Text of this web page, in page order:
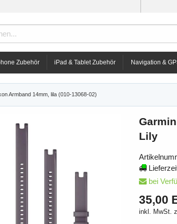
Zubehör iPad & Tablet Zubehör Navigation &
Armband 14mm, lila (010-13068-02)
Lily
bei
35,00
inkl. MwSt.